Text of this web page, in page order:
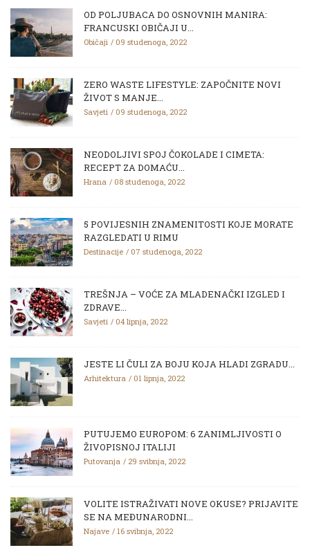
OD POLJUBACA DO OSNOVNIH MANIRA:
FRANCUSKI OBIČAJI U...
Običaji 09 studenoga, 2022
ZERO WASTE LIFESTYLE: ZAPOČNITE NOVI
ŽIVOT S MANJE...
Savjeti 09 studenoga, 2022
NEODOLJIVI SPOJ ČOKOLADE I CIMETA:
RECEPT ZA DOMAĆU...
Hrana 08 studenoga, 2022
5 POVIJESNIH ZNAMENITOSTI KOJE MORATE
RAZGLEDATI U RIMU
Destinacije 07 studenoga, 2022
TREŠNJA – VOĆE ZA MLADENAČKI IZGLED I
ZDRAVE...
Savjeti 04 lipnja, 2022
JESTE LI ČULI ZA BOJU KOJA HLADI ZGRADU...
Arhitektura 01 lipnja, 2022
PUTUJEMO EUROPOM: 6 ZANIMLJIVOSTI O
ŽIVOPISNOJ ITALIJI
Putovanja 29 svibnja, 2022
VOLITE ISTRAŽIVATI NOVE OKUSE? PRIJAVITE
SE NA MEĐUNARODNI...
Najave 16 svibnja, 2022